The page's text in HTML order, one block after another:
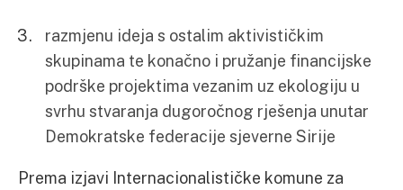
razmjenu ideja s ostalim aktivističkim
skupinama te konačno i pružanje financijske
podrške projektima vezanim uz ekologiju u
svrhu stvaranja dugoročnog rješenja unutar
Demokratske federacije sjeverne Sirije
Prema izjavi Internacionalističke komune za